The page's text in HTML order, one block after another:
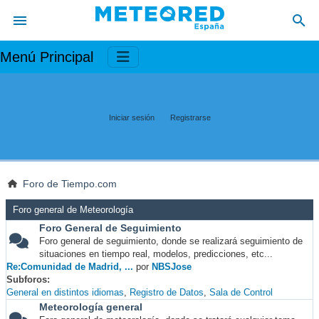
Menú Principal
Iniciar sesión Registrarse
Foro de Tiempo.com
Foro general de Meteorología
Foro General de Seguimiento
Foro general de seguimiento, donde se realizará seguimiento de
situaciones en tiempo real, modelos, predicciones, etc...
Re:Comunidad de Madrid, ... por NBSJose
Subforos
General en distintos idiomas
Registro de Datos Sala de Control
Meteorología general